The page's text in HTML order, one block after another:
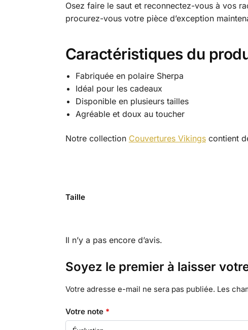
Osez faire le saut et reconnectez-vous à vos
procurez-vous votre pièce d’exception
Caractéristiques du
Fabriquée en polaire Sherpa
Idéal pour les cadeaux
Disponible en plusieurs tailles
Agréable et doux au toucher
Notre collection Couvertures Vikingscontient
Taille
Il n’y a pas encore d’avis.
Soyez le premier à laisser
Votre adresse e-mail ne sera pas publiée. Les
Votre note *